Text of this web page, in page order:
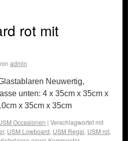
rot mit
admin
Neuwertig,
unten: 4 x 35cm x 35cm x
x 35cm x 35cm
Occasionen | Verschlagwortet mit
, USM Lowboard, USM Regal, USM rot,